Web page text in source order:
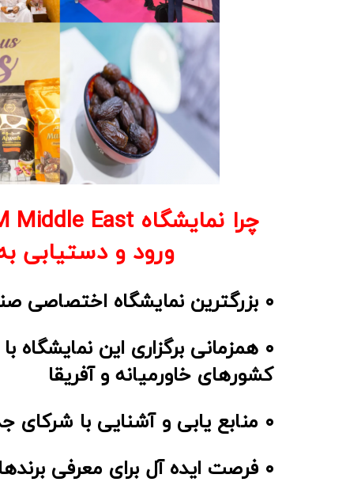
ورود و دستیابی
۰ بزرگترین نمایشگاه اختصاصی صنعت شیرینی و اسنک در منطقه
کشورهای خاورمیانه و آفریقا
۰ منابع یابی و آشنایی با شرکای جدید شامل Carrefour, Dubai Duty Free, Jumeirah Hotel Group, Waitrose
۰ فرصت ایده آل برای معرفی برندهای ایرانی در بازارهای متفاوت منطقه ای